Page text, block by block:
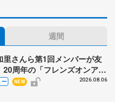
週間
里さんら第1回メンバーが友
周年の「フレンズオンアイ
賢二さん、有川梨絵さん、
ー NEW 2026.08.06